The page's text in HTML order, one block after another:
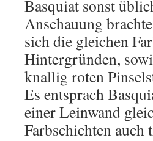
Basquiat sonst
Anschauung
sich die gleichen
Hintergründen,
knallig roten
Es entsprach
einer Leinwand
Farbschichten auch